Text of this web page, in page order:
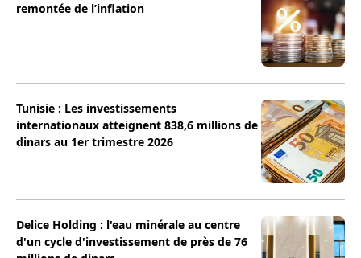
remontée de l’inflation
Tunisie : Les investissements
internationaux atteignent 838,6 millions de
dinars au 1er trimestre 2026
Delice Holding : l'eau minérale au centre
d'un cycle d'investissement de près de 76